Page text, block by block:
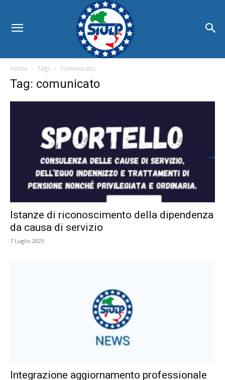
Home Tags Comunicato
Tag: comunicato
Istanze di riconoscimento della dipendenza
da causa di servizio
7 Luglio 2023
Integrazione aggiornamento professionale